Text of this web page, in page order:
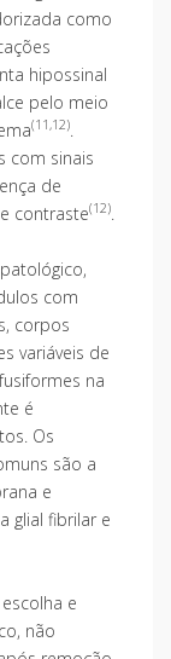
como
hipossinal
pelo meio
(11,12)
com sinais
de
contraste(12)
com
corpos
variáveis de
na
é
Os
são a
e
glial fibrilar e
e
não